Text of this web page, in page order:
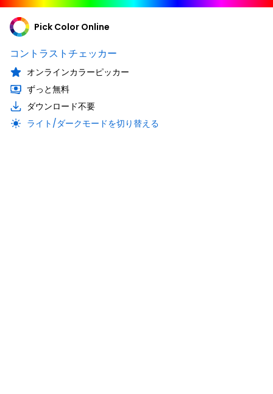
Pick Color Online
コントラストチェッカー
オンラインカラーピッカー
ずっと無料
ダウンロード不要
ライト/ダークモードを切り替える